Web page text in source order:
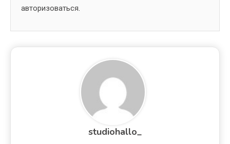
авторизоваться.
studiohallo_